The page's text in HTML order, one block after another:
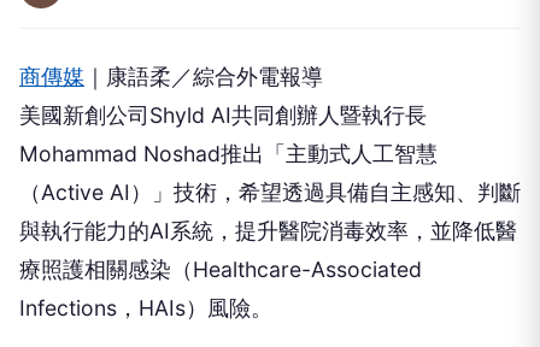
商傳媒 ｜康語柔／綜合外電報導
美國新創公司Shyld AI共同創辦人暨執行長
Mohammad Noshad推出「主動式人工智慧
（Active AI）」技術，希望透過具備自主感知、判斷
與執行能力的AI系統，提升醫院消毒效率，並降低醫
療照護相關感染（Healthcare-Associated
Infections，HAIs）風險。